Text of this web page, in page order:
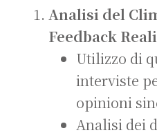
Analisi del
Feedback Reali
Utilizzo di
interviste
opinioni
Analisi dei